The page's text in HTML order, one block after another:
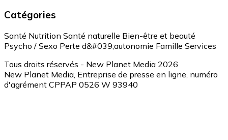
Catégories
Santé Nutrition Santé naturelle Bien-être et beauté
Psycho / Sexo Perte d&#039;autonomie Famille Services
Tous droits réservés - New Planet Media 2026
New Planet Media, Entreprise de presse en ligne, numéro
d'agrément CPPAP 0526 W 93940